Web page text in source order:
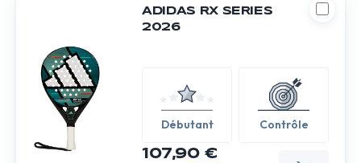
ADIDAS RX SERIES
2026
Débutant Contrôle
107,90 €